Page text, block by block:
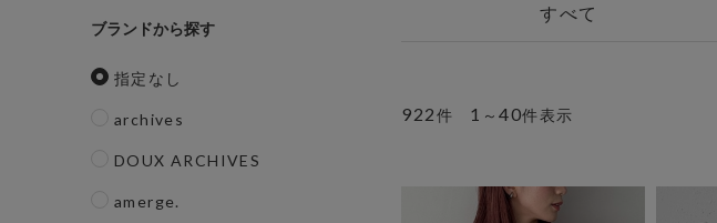
ブランド
指定なし
archives
DOUX ARCHIVES
amerge.
すべて
922件 1 ～40件表示